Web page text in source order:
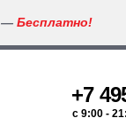
— Бесплатно!
+7
c 9:00 -